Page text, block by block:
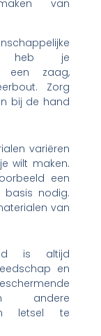
van
heb je
een zaag,
Zorg
bij de hand
variëren
wilt maken.
een
basis nodig.
van
is altijd
en
andere
letsel te